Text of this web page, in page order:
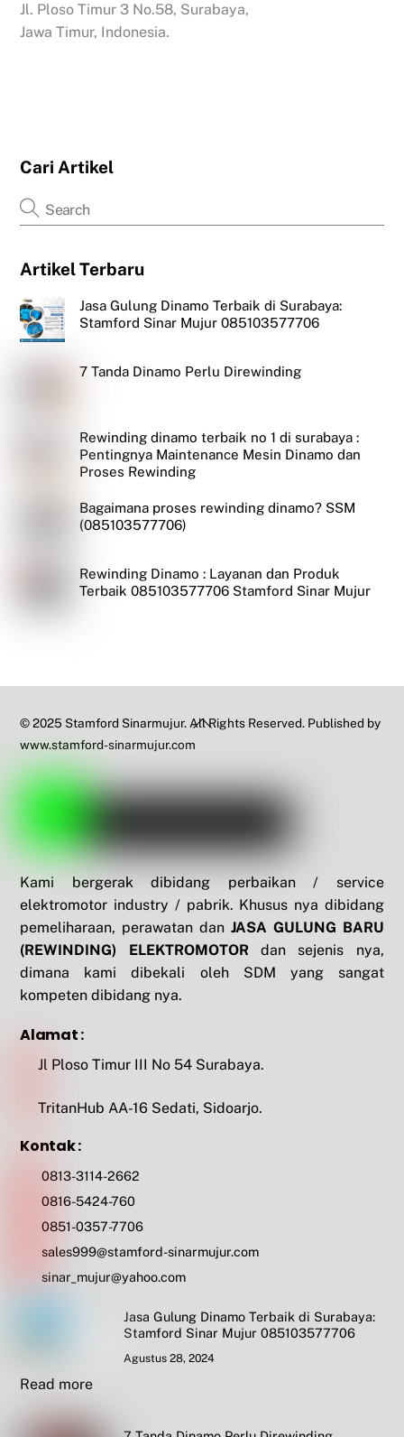
Jl. Ploso Timur 3 No.58, Surabaya,
Jawa Timur, Indonesia.
Cari Artikel
Artikel Terbaru
Jasa Gulung Dinamo Terbaik di Surabaya:
Stamford Sinar Mujur 085103577706
7 Tanda Dinamo Perlu Direwinding
Rewinding dinamo terbaik no 1 di surabaya :
Pentingnya Maintenance Mesin Dinamo dan
Proses Rewinding
Bagaimana proses rewinding dinamo? SSM
(085103577706)
Rewinding Dinamo : Layanan dan Produk
Terbaik 085103577706 Stamford Sinar Mujur
Back
© 2025 Stamford Sinarmujur. All Rights Reserved. Published by
www.stamford-sinarmujur.com
Kami bergerak dibidang perbaikan / service
elektromotor industry / pabrik. Khusus nya dibidang
pemeliharaan, perawatan dan JASA GULUNG BARU
(REWINDING) ELEKTROMOTOR dan sejenis nya,
dimana kami dibekali oleh SDM yang sangat
kompeten dibidang nya.
Alamat :
Jl Ploso Timur III No 54 Surabaya.
TritanHub AA-16 Sedati, Sidoarjo.
Kontak :
0813-3114-2662
0816-5424-760
0851-0357-7706
sales999@stamford-sinarmujur.com
sinar_mujur@yahoo.com
Jasa Gulung Dinamo Terbaik di Surabaya:
Stamford Sinar Mujur 085103577706
Agustus 28, 2024
Read more